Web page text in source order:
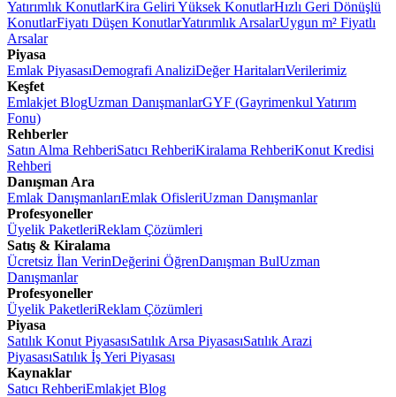
Yatırımlık KonutlarKira Geliri Yüksek KonutlarHızlı Geri Dönüşlü
KonutlarFiyatı Düşen KonutlarYatırımlık ArsalarUygun m² Fiyatlı
Arsalar
Piyasa
Emlak PiyasasıDemografi AnaliziDeğer HaritalarıVerilerimiz
Keşfet
Emlakjet BlogUzman DanışmanlarGYF (Gayrimenkul Yatırım
Fonu)
Rehberler
Satın Alma RehberiSatıcı RehberiKiralama RehberiKonut Kredisi
Rehberi
Danışman Ara
Emlak DanışmanlarıEmlak OfisleriUzman Danışmanlar
Profesyoneller
Üyelik PaketleriReklam Çözümleri
Satış & Kiralama
Ücretsiz İlan VerinDeğerini ÖğrenDanışman BulUzman
Danışmanlar
Profesyoneller
Üyelik PaketleriReklam Çözümleri
Piyasa
Satılık Konut PiyasasıSatılık Arsa PiyasasıSatılık Arazi
PiyasasıSatılık İş Yeri Piyasası
Kaynaklar
Satıcı RehberiEmlakjet Blog